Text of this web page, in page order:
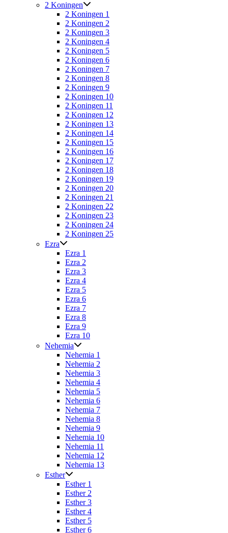
2 Koningen
2 Koningen 1
2 Koningen 2
2 Koningen 3
2 Koningen 4
2 Koningen 5
2 Koningen 6
2 Koningen 7
2 Koningen 8
2 Koningen 9
2 Koningen 10
2 Koningen 11
2 Koningen 12
2 Koningen 13
2 Koningen 14
2 Koningen 15
2 Koningen 16
2 Koningen 17
2 Koningen 18
2 Koningen 19
2 Koningen 20
2 Koningen 21
2 Koningen 22
2 Koningen 23
2 Koningen 24
2 Koningen 25
Ezra
Ezra 1
Ezra 2
Ezra 3
Ezra 4
Ezra 5
Ezra 6
Ezra 7
Ezra 8
Ezra 9
Ezra 10
Nehemia
Nehemia 1
Nehemia 2
Nehemia 3
Nehemia 4
Nehemia 5
Nehemia 6
Nehemia 7
Nehemia 8
Nehemia 9
Nehemia 10
Nehemia 11
Nehemia 12
Nehemia 13
Esther
Esther 1
Esther 2
Esther 3
Esther 4
Esther 5
Esther 6